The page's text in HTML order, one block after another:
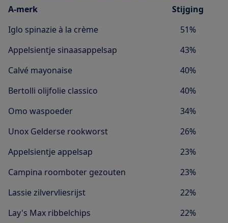
A-merk
Stijging
Iglo spinazie à la crème
51%
Appelsientje sinaasappelsap
43%
Calvé mayonaise
40%
Bertolli olijfolie classico
40%
Omo waspoeder
34%
Unox Gelderse rookworst
26%
Appelsientje appelsap
23%
Campina roomboter gezouten
23%
Lassie zilvervliesrijst
22%
Lay's Max ribbelchips
22%